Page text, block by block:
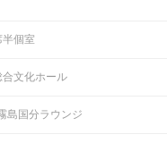
個室
合文化ホール
島国分ラウンジ